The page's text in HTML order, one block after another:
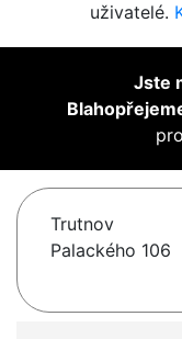
uživatelé.
Jste
Trutnov
Palackého 106